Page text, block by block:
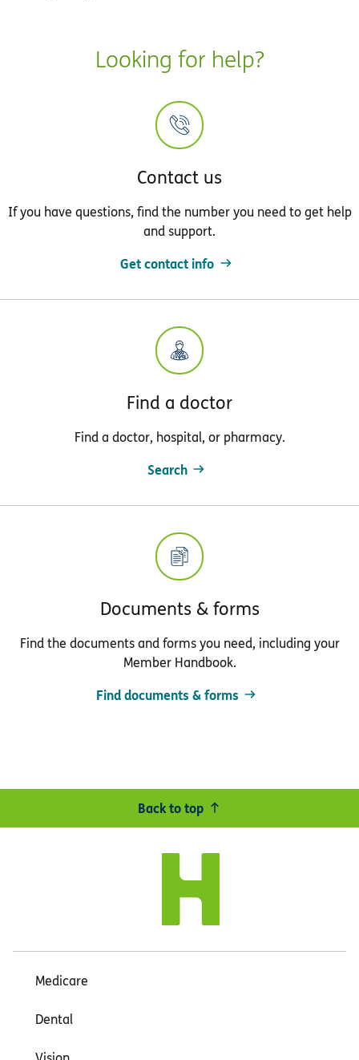
Looking for help?
Contact us
If you have questions, find the number you need to get help
and support.
Get contact info
Find a doctor
Find a doctor, hospital, or pharmacy.
Search
Documents & forms
Find the documents and forms you need, including your
Member Handbook.
Find documents & forms
Back to top
Medicare
Dental